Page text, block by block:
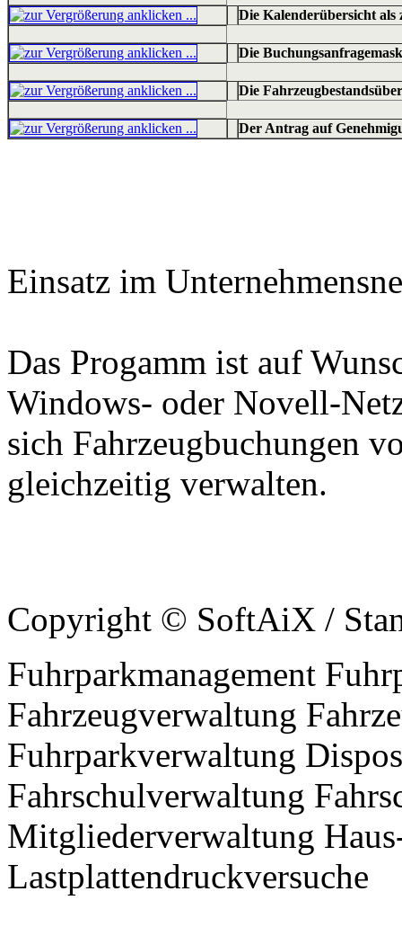
Die Kalenderübersicht
Die
Die
Der Antrag auf
Einsatz im
Das Progamm ist auf
Windows- oder Novell-
sich Fahrzeugbuchungen
gleichzeitig verwalten.
Copyright © SoftAiX /
Fuhrparkmanagement
Fahrzeugverwaltung
Fuhrparkverwaltung
Fahrschulverwaltung
Mitgliederverwaltung
Lastplattendruckversuche